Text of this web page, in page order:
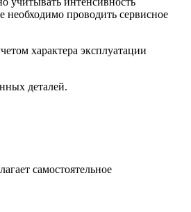
необходимо проводить сервисное
характера эксплуатации
деталей.
самостоятельное